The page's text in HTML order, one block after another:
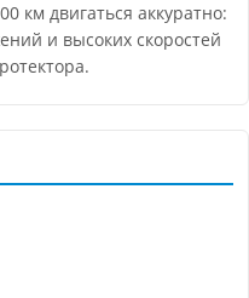
км двигаться аккуратно:
и высоких скоростей